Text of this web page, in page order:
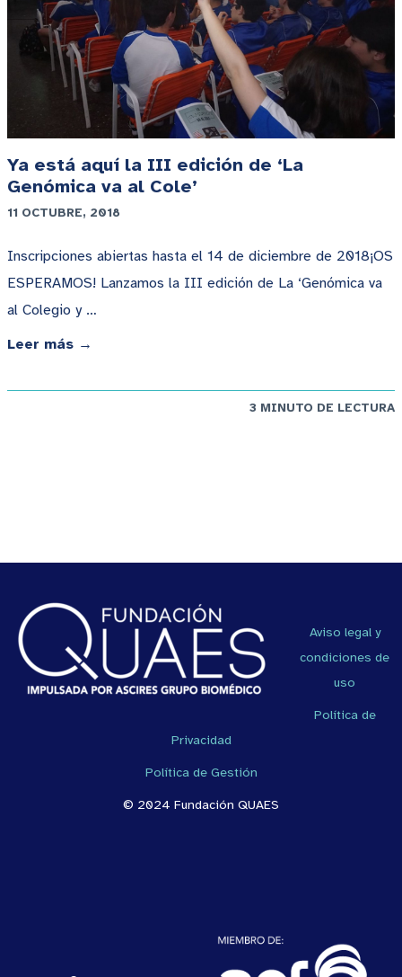
Ya está aquí la III edición de ‘La
Genómica va al Cole’
11 OCTUBRE, 2018
Inscripciones abiertas hasta el 14 de diciembre de 2018¡OS
ESPERAMOS! Lanzamos la III edición de La ‘Genómica va
al Colegio y …
Leer más →
3 MINUTO DE LECTURA
Aviso legal y
condiciones de
uso
Política de
Privacidad
Política de Gestión
© 2024 Fundación QUAES